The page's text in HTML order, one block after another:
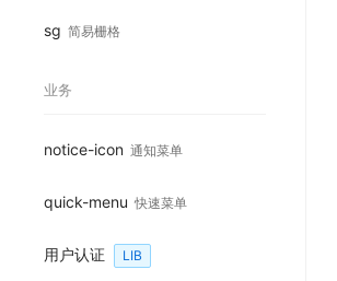
sg 简易栅格
业务
notice-icon 通知菜单
quick-menu 快速菜单
用户认证 LIB